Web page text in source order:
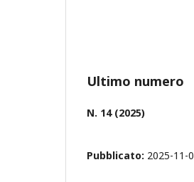
Ultimo numero
N. 14 (2025)
Pubblicato: 2025-11-